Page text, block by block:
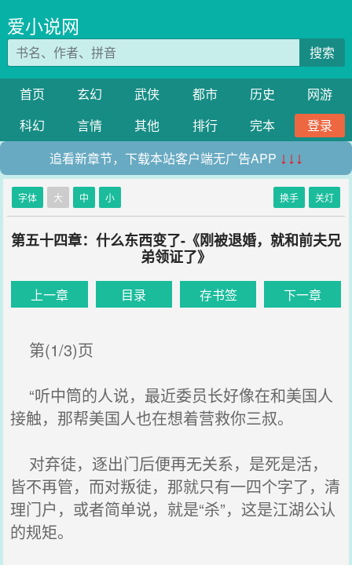
爱小说网
搜索
首页 玄幻 武侠 都市 历史
网游
科幻
言情 其他 排行 完本
登录
追看新章节，下载本站客户端无广告APP ↓↓↓
字体 大 中 小 换手 关灯
第五十四章：什么东西变了-《刚被退婚，就和前夫兄
弟领证了》
上一章 目录 存书签 下一章
第(1/3)页
“听中筒的人说，最近委员长好像在和美国人
接触，那帮美国人也在想着营救你三叔。
对弃徒，逐出门后便再无关系，是死是活，
皆不再管，而对叛徒，那就只有一四个字了，清
理门户，或者简单说，就是“杀”，这是江湖公认
的规矩。